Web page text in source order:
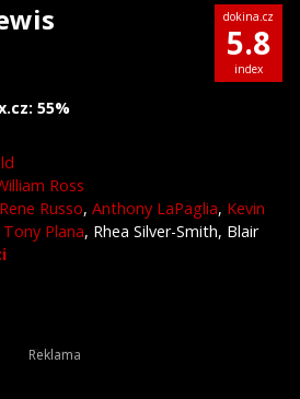
55%
dokina.cz
5.8
index
Ross
Rene Russo, Anthony LaPaglia, Kevin
Tony Plana, Rhea Silver-Smith, Blair